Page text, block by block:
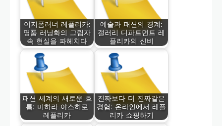
이지폼러너 레플리카:
명품 러닝화의 그림자
속 현실을 파헤치다
예술과 패션의 경계:
갤러리 디파트먼트 레
플리카의 신비
패션 세계의 새로운 흐
름: 미하라 야스히로
레플리카
진짜보다 더 진짜같은
경험: 온라인에서 레플
리카 쇼핑하기